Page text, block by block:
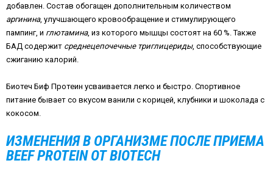
добавлен. Состав обогащен дополнительным количеством
аргинина, улучшающего кровообращение и стимулирующего
пампинг, и глютамина, из которого мышцы состоят на 60 %. Также
БАД содержит среднецепочечные триглицериды, способствующие
сжиганию калорий.
Биотеч Биф Протеин усваивается легко и быстро. Спортивное
питание бывает со вкусом ванили с корицей, клубники и шоколада с
кокосом.
ИЗМЕНЕНИЯ В ОРГАНИЗМЕ ПОСЛЕ ПРИЕМА
BEEFPROTEINОТBIOTECH